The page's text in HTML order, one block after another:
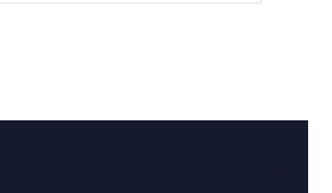
par nos